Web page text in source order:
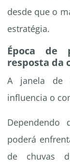
desde que o
estratégia.
Época de
resposta da
A janela de
influencia o
poderá
de chuvas